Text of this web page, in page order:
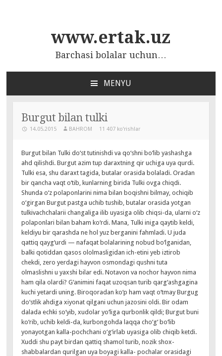
www.ertak.uz
Barchasi bolalar uchun…
MENYU
СОДЕРЖАНИЮ
Burgut bilan tulki
14.05.2015 BAHROM 11 407 ko‘rishlar
Burgut bilan Tulki do‘st tutinishdi va qo‘shni bo‘lib yashashga
ahd qilishdi. Burgut azim tup daraxtning qir uchiga uya qurdi.
Tulki esa, shu daraxt tagida, butalar orasida bolaladi. Oradan
bir qancha vaqt o‘tib, kunlarning birida Tulki ovga chiqdi.
Shunda o‘z polaponlarini nima bilan boqishni bilmay, ochiqib
o‘girgan Burgut pastga uchib tushib, butalar orasida yotgan
tulkivachchalarii changaliga ilib uyasiga olib chiqsi-da, ularni o‘z
polaponlari bilan baham ko‘rdi. Mana, Tulki iniga qaytib keldi,
keldiyu bir qarashda ne hol yuz berganini fahmladi. U juda
qattiq qayg‘urdi — nafaqat bolalarining nobud bo‘lganidan,
balki qotiddan qasos ololmasligidan ich-etini yeb iztirob
chekdi, zero yerdagi hayvon osmondagi qushni tuta
olmaslishni u yaxshi bilar edi. Notavon va nochor hayvon nima
ham qila olardi? G‘animini faqat uzoqsan turib qarg‘ashgagina
kuchi yetardi uning. Biroqoradan ko‘p ham vaqt o‘tmay Burgug
do‘stlik ahdiga xiyonat qilgani uchun jazosini oldi. Bir odam
dalada echki so‘yib, xudolar yo‘liga qurbonlik qildi; Burgut buni
ko‘rib, uchib keldi-da, kurbongohda laqqa cho‘g‘ bo‘lib
yonayotgan kalla-pochchani o‘g‘irlab uyasiga olib chiqib ketdi.
Xuddi shu payt birdan qattiq shamol turib, nozik shox-
shabbalardan qurilgan uya boyagi kalla- pochalar orasidagi